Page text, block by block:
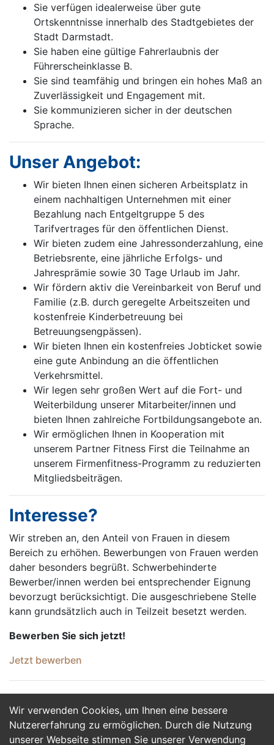
Wir verwenden Cookies, um Ihnen eine bessere
Nutzererfahrung zu ermöglichen. Durch die Nutzung
unserer Webseite stimmen Sie unserer Verwendung
Sie verfügen idealerweise über gute
Ortskenntnisse innerhalb des Stadtgebietes der
Stadt Darmstadt.
Sie haben eine gültige Fahrerlaubnis der
Führerscheinklasse B.
Sie sind teamfähig und bringen ein hohes Maß an
Zuverlässigkeit und Engagement mit.
Sie kommunizieren sicher in der deutschen
Sprache.
Unser Angebot:
Wir bieten Ihnen einen sicheren Arbeitsplatz in
einem nachhaltigen Unternehmen mit einer
Bezahlung nach Entgeltgruppe 5 des
Tarifvertrages für den öffentlichen Dienst.
Wir bieten zudem eine Jahressonderzahlung, eine
Betriebsrente, eine jährliche Erfolgs- und
Jahresprämie sowie 30 Tage Urlaub im Jahr.
Wir fördern aktiv die Vereinbarkeit von Beruf und
Familie (z.B. durch geregelte Arbeitszeiten und
kostenfreie Kinderbetreuung bei
Betreuungsengpässen).
Wir bieten Ihnen ein kostenfreies Jobticket sowie
eine gute Anbindung an die öffentlichen
Verkehrsmittel.
Wir legen sehr großen Wert auf die Fort- und
Weiterbildung unserer Mitarbeiter/innen und
bieten Ihnen zahlreiche Fortbildungsangebote an.
Wir ermöglichen Ihnen in Kooperation mit
unserem Partner Fitness First die Teilnahme an
unserem Firmenfitness-Programm zu reduzierten
Mitgliedsbeiträgen.
Interesse?
Wir streben an, den Anteil von Frauen in diesem
Bereich zu erhöhen. Bewerbungen von Frauen werden
daher besonders begrüßt. Schwerbehinderte
Bewerber/innen werden bei entsprechender Eignung
bevorzugt berücksichtigt. Die ausgeschriebene Stelle
kann grundsätzlich auch in Teilzeit besetzt werden.
Bewerben Sie sich jetzt!
Jetzt bewerben
Jetzt Bewerben